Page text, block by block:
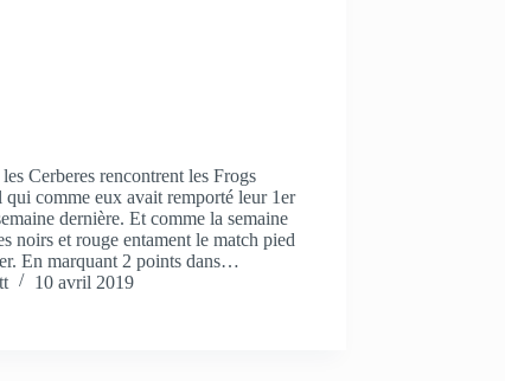
Cerberes rencontrent les Frogs
qui comme eux avait remporté leur 1er
dernière. Et comme la semaine
noirs et rouge entament le match pied
En marquant 2 points dans…
10 avril 2019